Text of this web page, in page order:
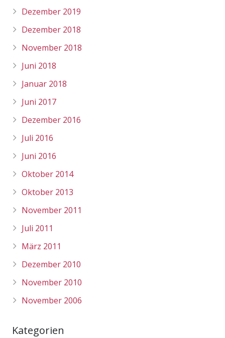
Dezember 2019
Dezember 2018
November 2018
Juni 2018
Januar 2018
Juni 2017
Dezember 2016
Juli 2016
Juni 2016
Oktober 2014
Oktober 2013
November 2011
Juli 2011
März 2011
Dezember 2010
November 2010
November 2006
Kategorien